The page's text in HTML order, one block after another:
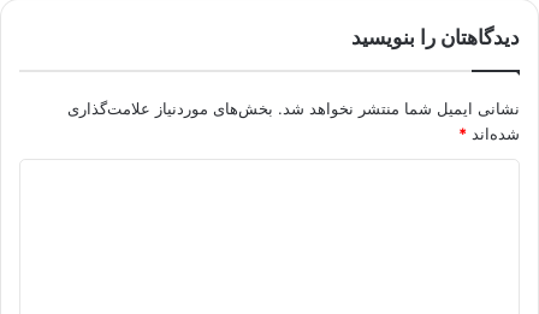
دیدگاهتان را بنویسید
نشانی ایمیل شما منتشر نخواهد شد. بخش‌های موردنیاز علامت‌گذاری
شده‌اند *